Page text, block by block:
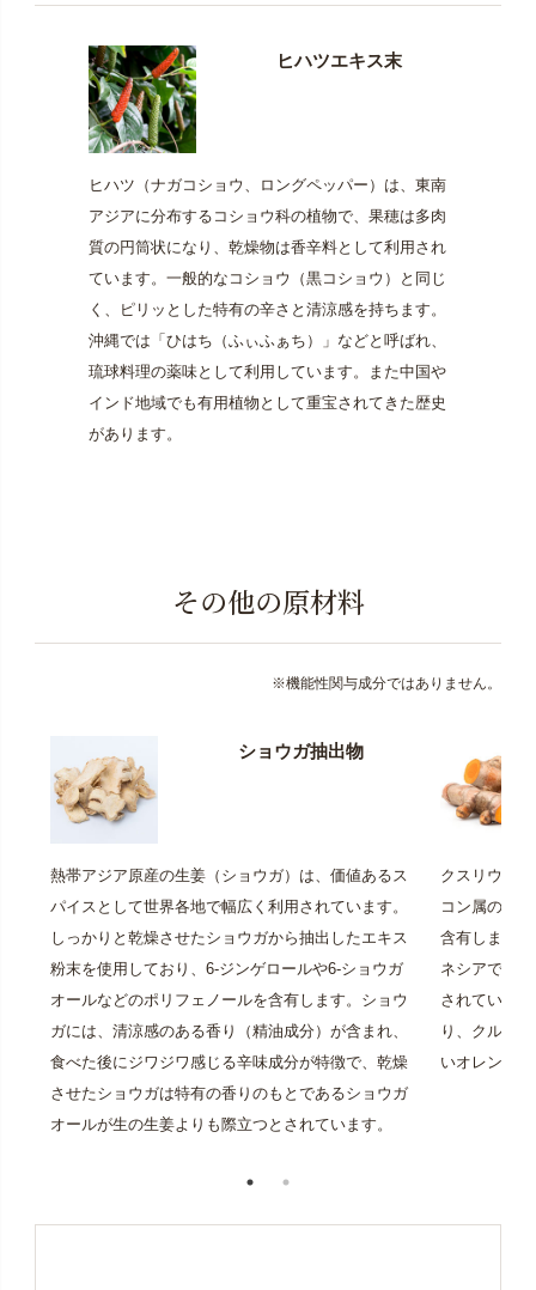
ヒハツエキス末
ヒハツ（ナガコショウ、ロングペッパー）は、東南
アジアに分布するコショウ科の植物で、果穂は多肉
質の円筒状になり、乾燥物は香辛料として利用され
ています。一般的なコショウ（黒コショウ）と同じ
く、ピリッとした特有の辛さと清涼感を持ちます。
沖縄では「ひはち（ふぃふぁち）」などと呼ばれ、
琉球料理の薬味として利用しています。また中国や
インド地域でも有用植物として重宝されてきた歴史
があります。
その他の原材料
※機能性関与成分ではありません。
ショウガ抽出物
熱帯アジア原産の生姜（ショウガ）は、価値あるス
パイスとして世界各地で幅広く利用されています。
しっかりと乾燥させたショウガから抽出したエキス
粉末を使用しており、6-ジンゲロールや6-ショウガ
オールなどのポリフェノールを含有します。ショウ
ガには、清涼感のある香り（精油成分）が含まれ、
食べた後にジワジワ感じる辛味成分が特徴で、乾燥
させたショウガは特有の香りのもとであるショウガ
オールが生の生姜よりも際立つとされています。
クスリウコ
コン属の植
含有します
ネシアでは
されていま
り、クルク
いオレンジ